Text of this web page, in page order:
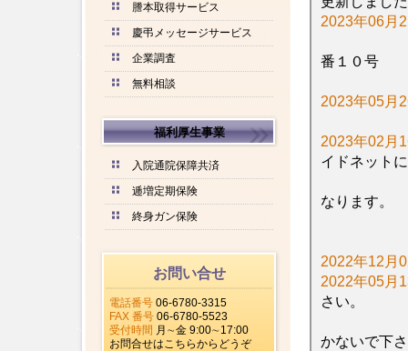
謄本取得サービス
慶弔メッセージサービス
企業調査
無料相談
福利厚生事業
入院通院保障共済
逓増定期保険
終身ガン保険
お問い合せ
電話番号 06-6780-3315
FAX 番号 06-6780-5523
受付時間 月∼金 9:00∼17:00
お問合せはこちらからどうぞ